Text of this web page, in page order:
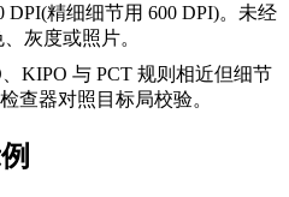
DPI(精细细节用 600 DPI)。未经
灰度或照片。
KIPO 与 PCT 规则相近但细节
器对照目标局校验。